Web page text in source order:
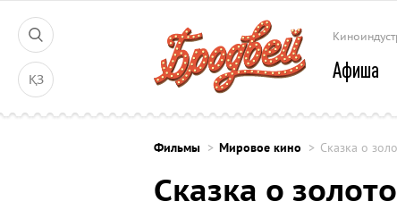
ҚЗ Афиша
Фильмы Мировое кино Сказка о
Сказка о